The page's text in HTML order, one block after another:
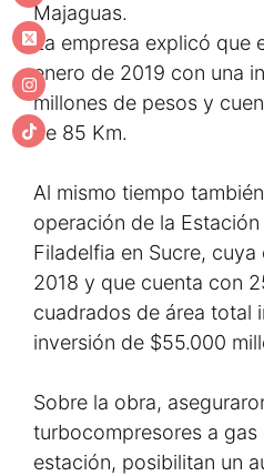
Majaguas.
La empresa explicó que
enero de 2019 con una
millones de pesos y
de 85 Km.
Al mismo tiempo
operación de la
Filadelfia en Sucre,
2018 y que cuenta con
cuadrados de área total
inversión de $55.000
Sobre la obra,
turbocompresores a gas
estación, posibilitan un